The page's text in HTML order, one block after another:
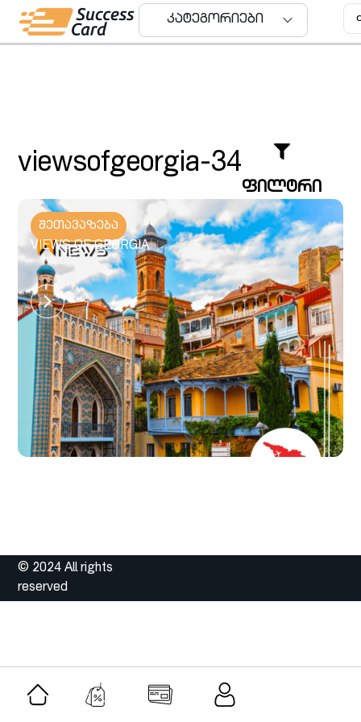
კატეგორიები
viewsofgeorgia-34
ფილტრი
შეთავაზება
VIEWS OF GEORGIA
© 2024 All rights
reserved
Uncategorized
კომპანიები
მარანი
შეთავაზებები